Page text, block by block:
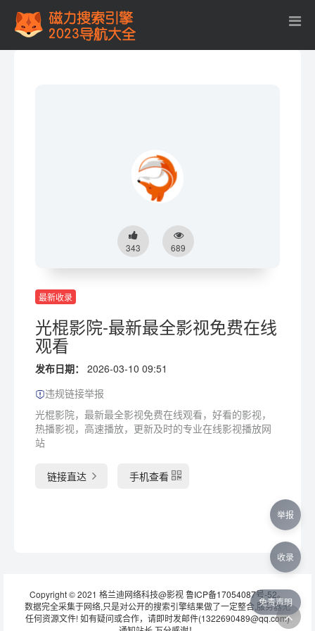
343 689
最新收录
光棍影院-最新最全影视免费在线
观看
发布日期：
2026-03-10 09:51
违规链接举报
光棍影院，最新最全影视免费在线观看，好看的影视，
热播影视，高速播放，更新及时的专业在线影视播放网
站
链接直达 手机查看
Copyright © 2021 格兰迪网络科技@影视鲁ICP备17054087号-52。
数据完全采集于网络,只是对公开的搜索引擎结果做了一定整合,服务器无
任何资源文件! 如有疑问或合作，请即时发邮件(1322690489@qq.com)
免责声明
举报
收录